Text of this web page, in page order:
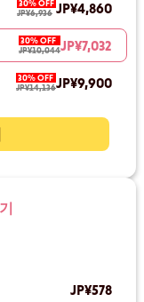
30% OFF
JP¥6,936 JP¥4,860
30% OFF
JP¥10,044JP¥7,032
30% OFF
JP¥14,136JP¥9,900
JP¥578